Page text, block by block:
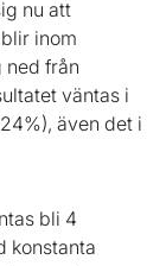
nu att
inom
ned från
väntas i
även det i
bli 4
konstanta